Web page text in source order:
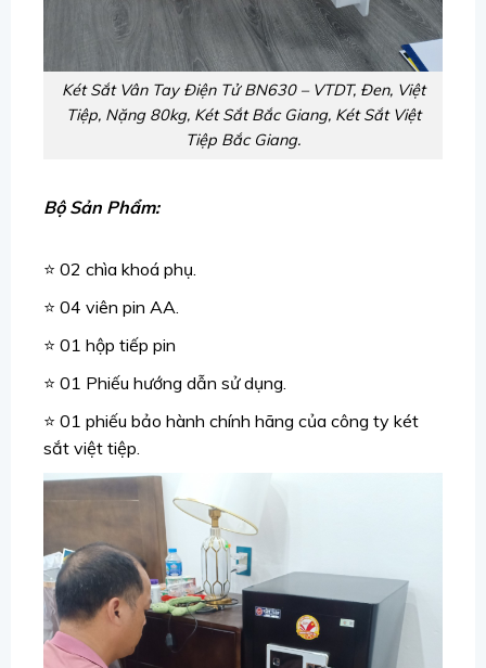
Két Sắt Vân Tay Điện Tử BN630 – VTDT, Đen, Việt
Tiệp, Nặng 80kg, Két Sắt Bắc Giang, Két Sắt Việt
Tiệp Bắc Giang.
Bộ Sản Phẩm:
⭐ 02 chìa khoá phụ.
⭐ 04 viên pin AA.
⭐ 01 hộp tiếp pin
⭐ 01 Phiếu hướng dẫn sử dụng.
⭐ 01 phiếu bảo hành chính hãng của công ty két
sắt việt tiệp.